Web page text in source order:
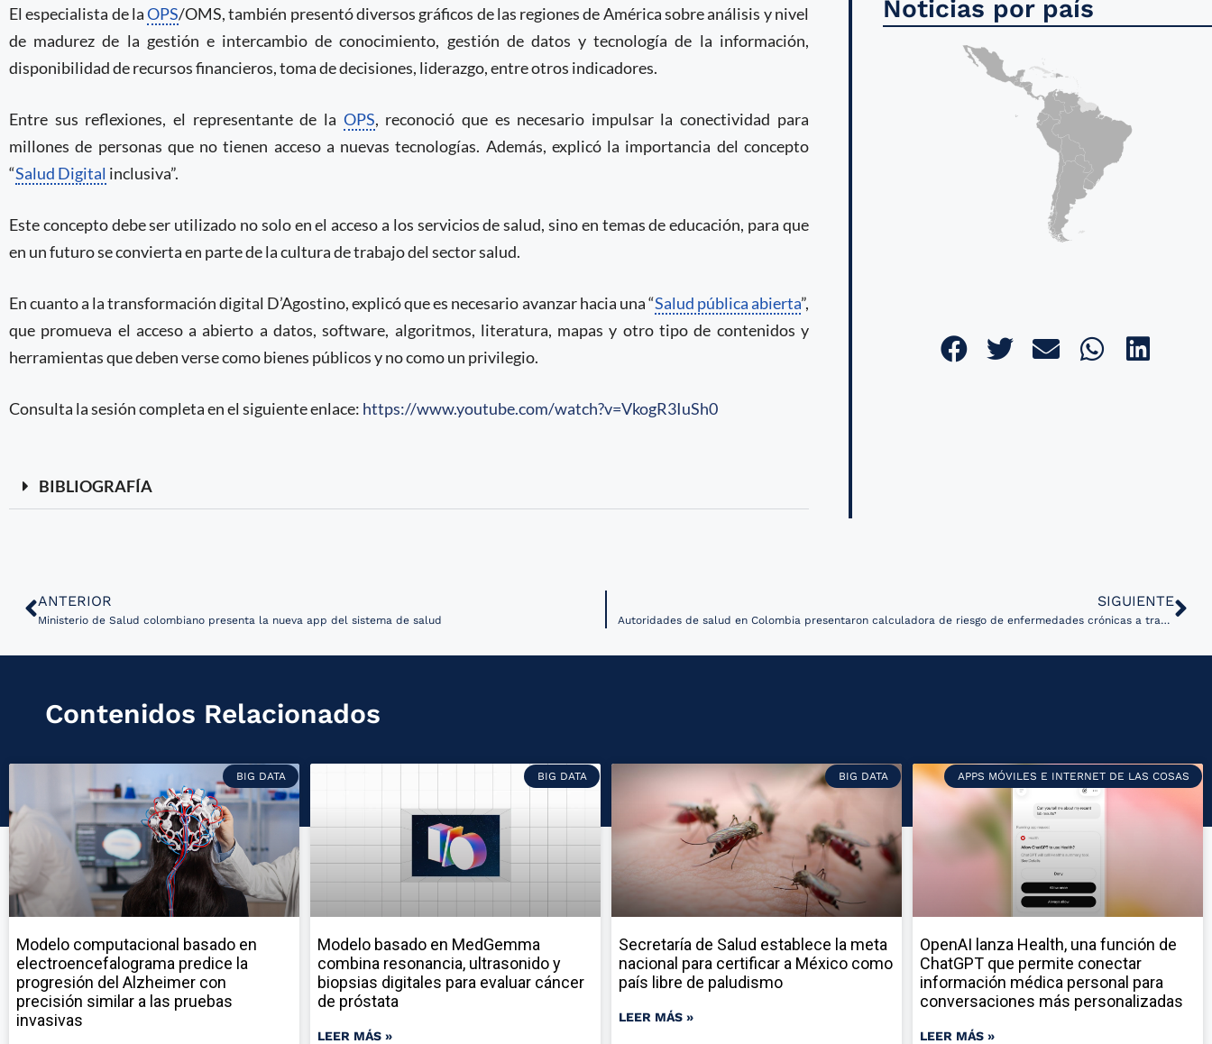
El especialista de laOPS/OMS, también presentó diversos gráficos de las regiones de América sobre análisis y nivel
de madurez de la gestión e intercambio de conocimiento, gestión de datos y tecnología de la información,
disponibilidad de recursos financieros, toma de decisiones, liderazgo, entre otros indicadores.
Entre sus reflexiones, el representante de la OPS, reconoció que es necesario impulsar la conectividad para
millones de personas que no tienen acceso a nuevas tecnologías. Además, explicó la importancia del concepto
“Salud Digital inclusiva”.
Este concepto debe ser utilizado no solo en el acceso a los servicios de salud, sino en temas de educación, para que
en un futuro se convierta en parte de la cultura de trabajo del sector salud.
En cuanto a la transformación digital D’Agostino, explicó que es necesario avanzar hacia una “Salud pública abierta”,
que promueva el acceso a abierto a datos, software, algoritmos, literatura, mapas y otro tipo de contenidos y
herramientas que deben verse como bienes públicos y no como un privilegio.
Consulta la sesión completa en el siguiente enlace: https://www.youtube.com/watch?v=VkogR3IuSh0
BIBLIOGRAFÍA
Noticias por país
ANTERIOR
Ministerio de Salud colombiano presenta la nueva app del sistema de salud
SIGUIENTE
Autoridades de salud en Colombia presentaron calculadora de riesgo de enfermedades crónicas a través de nueva aplicación móvil
Contenidos Relacionados
BIG DATA
Modelo computacional basado en
electroencefalograma predice la
progresión del Alzheimer con
precisión similar a las pruebas
invasivas
BIG DATA
Modelo basado en MedGemma
combina resonancia, ultrasonido y
biopsias digitales para evaluar cáncer
de próstata
LEER MÁS »
BIG DATA
Secretaría de Salud establece la meta
nacional para certificar a México como
país libre de paludismo
LEER MÁS »
APPS MÓVILES E INTERNET DE LAS COSAS
OpenAI lanza Health, una función de
ChatGPT que permite conectar
información médica personal para
conversaciones más personalizadas
LEER MÁS »